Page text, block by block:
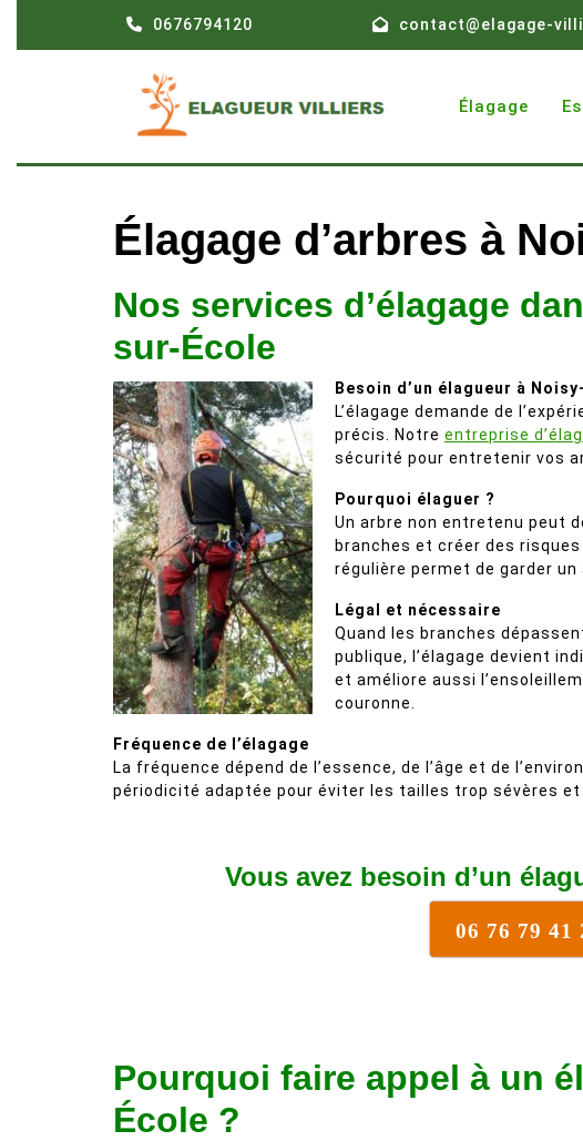
0676794120 contact@elagage-
Élagage
Élagage d’arbres à
Nos services d’élagage
sur-École
Besoin d’un élagueur à
L’élagage demande de
précis. Notre entreprise
sécurité pour entretenir vos
Pourquoi élaguer ?
Un arbre non entretenu peut
branches et créer des
régulière permet de garder
Légal et nécessaire
Quand les branches
publique, l’élagage devient
et améliore aussi
couronne.
Fréquence de l’élagage
La fréquence dépend de l’essence, de l’âge et de
périodicité adaptée pour éviter les tailles trop sévères
Vous avez besoin d’un
06 76 79 41
Pourquoi faire appel à un
École ?